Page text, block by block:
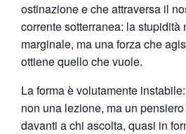
ostinazione e che attraversa il
corrente sotterranea: la stupidità
marginale, ma una forza che
ottiene quello che vuole.
La forma è volutamente
non una lezione, ma un
davanti a chi ascolta, quasi in